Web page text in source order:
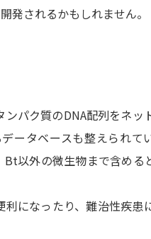
併願校選び 受験
大学で学びた
発されるかもしれません。
パク質のDNA配列をネッ
ータベースも整えられて
以外の微生物まで含める
になったり、難治性疾患